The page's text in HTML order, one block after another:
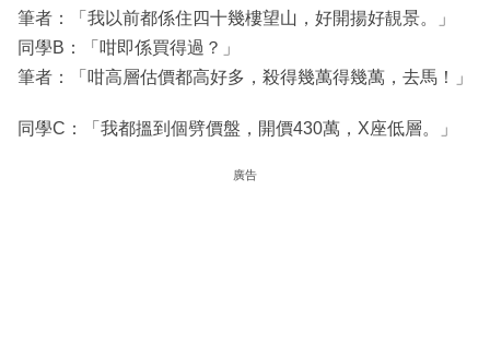
筆者：「我以前都係住四十幾樓望山，好開揚好靚景。」
同學B：「咁即係買得過？」
筆者：「咁高層估價都高好多，殺得幾萬得幾萬，去馬！」
同學C：「我都搵到個劈價盤，開價430萬，X座低層。」
廣告